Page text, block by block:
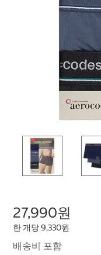
27,990원
한 개당 9,330원
배송비 포함